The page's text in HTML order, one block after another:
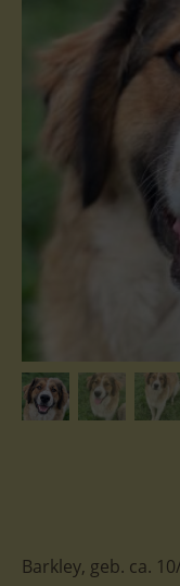
Barkley, geb. ca.